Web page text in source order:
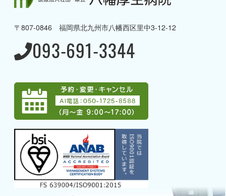
→ 病棟のご案内
→ 当院で受けることのできる
専門治療
→ アクセス
→ グループ案内
→ 採用情報
→ 募集職種一覧
→ AI電話
〒807-0846 福岡県北九州市八幡西区里中3-12-12
093-691-3344